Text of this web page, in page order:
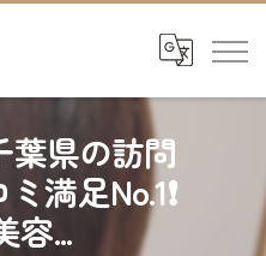
葉県の訪問
満足No.1❗️
容...